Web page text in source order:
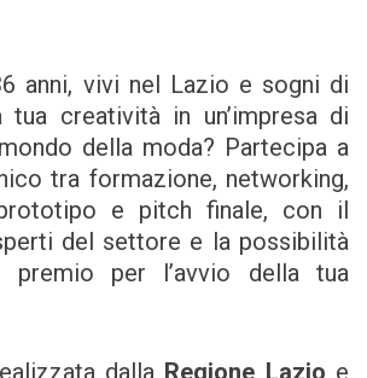
anni, vivi nel Lazio e sogni di
tua creatività in un’impresa di
della moda? Partecipa a
tra formazione, networking,
e pitch finale, con il
del settore e la possibilità
premio per l’avvio della tua
dalla Regione Lazio e